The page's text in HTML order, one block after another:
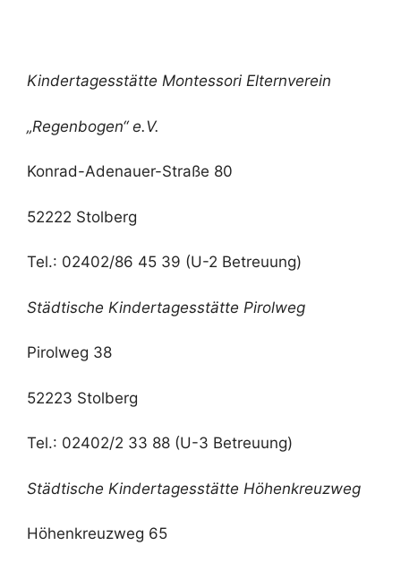
Kindertagesstätte Montessori Elternverein
„Regenbogen“ e.V.
Konrad-Adenauer-Straße 80
52222 Stolberg
Tel.: 02402/86 45 39 (U-2 Betreuung)
Städtische Kindertagesstätte Pirolweg
Pirolweg 38
52223 Stolberg
Tel.: 02402/2 33 88 (U-3 Betreuung)
Städtische Kindertagesstätte Höhenkreuzweg
Höhenkreuzweg 65